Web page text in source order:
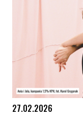
27.02.2026